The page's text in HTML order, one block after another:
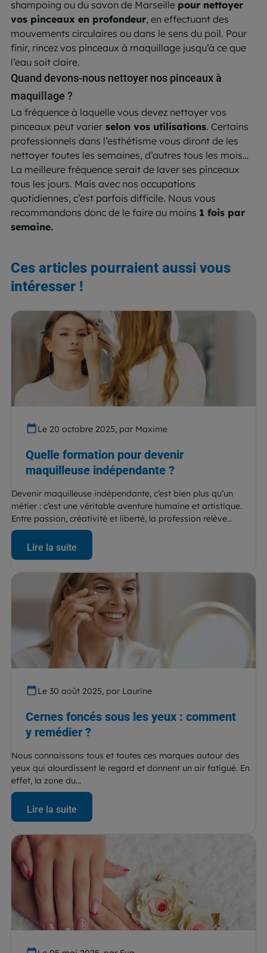
shampoing ou du savon de Marseille pour nettoyer
vos pinceaux en profondeur, en effectuant des
mouvements circulaires ou dans le sens du poil. Pour
finir, rincez vos pinceaux à maquillage jusqu’à ce que
l’eau soit claire.
Quand devons-nous nettoyer nos pinceaux à
maquillage ?
La fréquence à laquelle vous devez nettoyer vos
pinceaux peut varier selon vos utilisations. Certains
professionnels dans l’esthétisme vous diront de les
nettoyer toutes les semaines, d’autres tous les mois…
La meilleure fréquence serait de laver ses pinceaux
tous les jours. Mais avec nos occupations
quotidiennes, c’est parfois difficile. Nous vous
recommandons donc de le faire au moins 1 fois par
semaine.
Ces articles pourraient aussi vous
intéresser !
Le 20 octobre 2025, par Maxime
Quelle formation pour devenir
maquilleuse indépendante ?
Devenir maquilleuse indépendante, c’est bien plus qu’un
métier : c’est une véritable aventure humaine et artistique.
Entre passion, créativité et liberté, la profession relève...
Lire la suite
Le 30 août 2025, par Laurine
Cernes foncés sous les yeux : comment
y remédier ?
Nous connaissons tous et toutes ces marques autour des
yeux qui alourdissent le regard et donnent un air fatigué. En
effet, la zone du...
Lire la suite